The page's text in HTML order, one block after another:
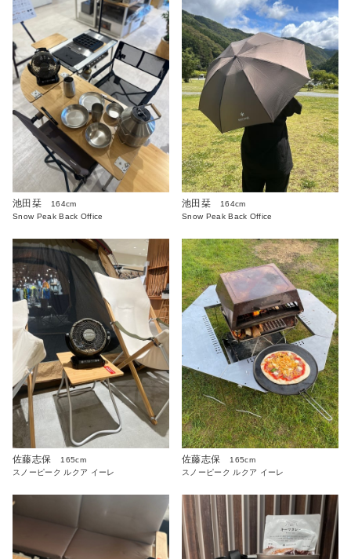
池田栞
164cm
Snow Peak Back Office
池田栞
164cm
Snow Peak Back Office
佐藤志保
165cm
スノーピーク ルクア イーレ
佐藤志保
165cm
スノーピーク ルクア イーレ